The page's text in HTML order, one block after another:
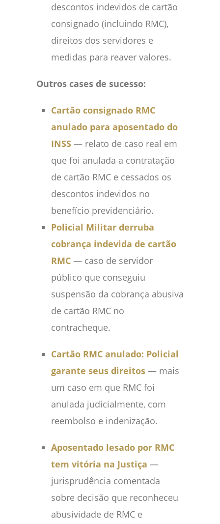
descontos indevidos de cartão
consignado (incluindo RMC),
direitos dos servidores e
medidas para reaver valores.
Outros cases de sucesso:
Cartão consignado RMC
anulado para aposentado do
INSS — relato de caso real em
que foi anulada a contratação
de cartão RMC e cessados os
descontos indevidos no
benefício previdenciário.
Policial Militar derruba
cobrança indevida de cartão
RMC — caso de servidor
público que conseguiu
suspensão da cobrança abusiva
de cartão RMC no
contracheque.
Cartão RMC anulado: Policial
garante seus direitos — mais
um caso em que RMC foi
anulada judicialmente, com
reembolso e indenização.
Aposentado lesado por RMC
tem vitória na Justiça —
jurisprudência comentada
sobre decisão que reconheceu
abusividade de RMC e